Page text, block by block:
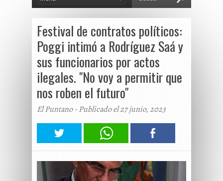
Festival de contratos políticos:
Poggi intimó a Rodríguez Saá y
sus funcionarios por actos
ilegales. "No voy a permitir que
nos roben el futuro"
El Puntano - Publicado el 27 junio, 2023